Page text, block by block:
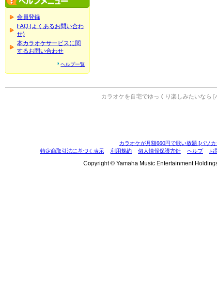
会員登録
FAQ (よくあるお問い合わ
せ)
本カラオケサービスに関
するお問い合わせ
ヘルプ一覧
カラオケを自宅でゆっくり楽しみたいなら [
カラオケが月額660円で歌い放題 [パソ
特定商取引法に基づく表示
利用規約 個人情報保護方針 ヘルプ お
Copyright © Yamaha Music Entertainment